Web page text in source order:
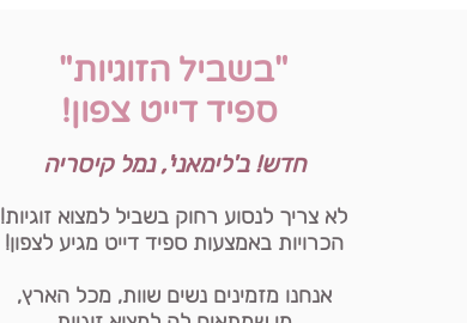
"בשביל הזוגיות"
ספיד דייט צפון!
חדש! ב'לימאני', נמל קיסריה
לא צריך לנסוע רחוק בשביל למצוא זוגיות!
הכרויות באמצעות ספיד דייט מגיע לצפון!
אנחנו מזמינים נשים שוות, מכל הארץ,